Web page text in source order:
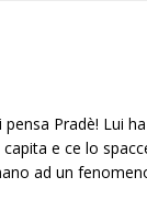
Pradè! Lui
e ce lo
ad un